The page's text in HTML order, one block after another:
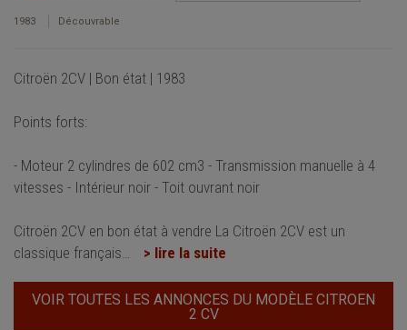
1983 Découvrable
Citroën 2CV | Bon état | 1983
Points forts:
- Moteur 2 cylindres de 602 cm3 - Transmission manuelle à 4
vitesses - Intérieur noir - Toit ouvrant noir
Citroën 2CV en bon état à vendre La Citroën 2CV est un
classique français
> lire la suite
VOIR TOUTES LES ANNONCES DU MODÈLE CITROEN
2 CV